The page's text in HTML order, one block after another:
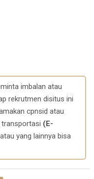
imbalan atau
rekrutmen disitus ini
cpnsid atau
transportasi (E-
yang lainnya bisa